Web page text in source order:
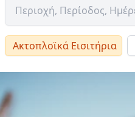
Ακτοπλοϊκά Εισιτήρια